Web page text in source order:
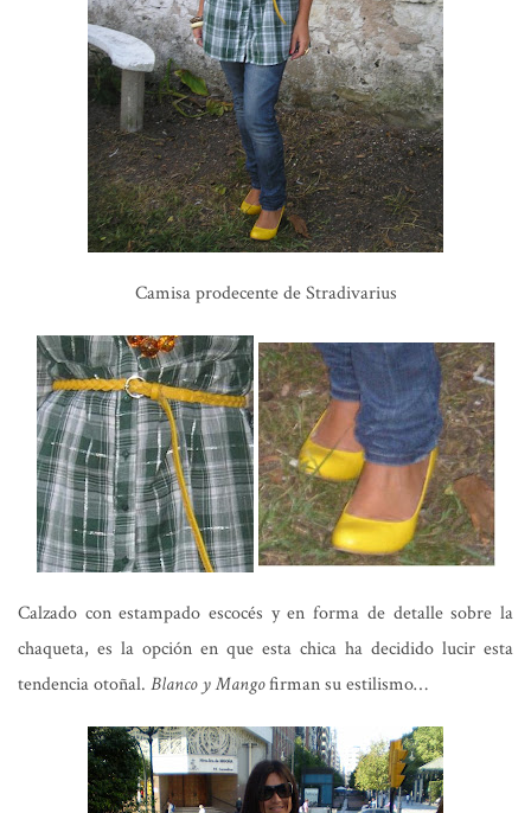
Camisa prodecente deStradivarius
Calzado con estampado escocés y en forma de detalle sobre la
chaqueta, es la opción en que esta chica ha decidido lucir esta
tendencia otoñal. Blanco y Mangofirman su estilismo…